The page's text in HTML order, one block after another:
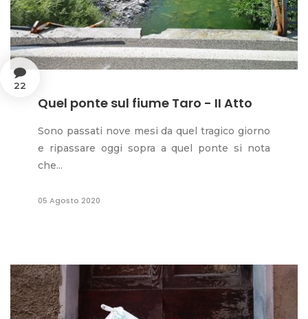
22
Quel ponte sul fiume Taro - II Atto
Sono passati nove mesi da quel tragico giorno
e ripassare oggi sopra a quel ponte si nota
che...
05 Agosto 2020